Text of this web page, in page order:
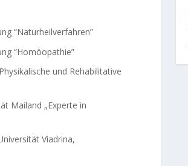
“Naturheilverfahren”
“Homöopathie”
und Rehabilitative
Mailand „Experte in
Viadrina,